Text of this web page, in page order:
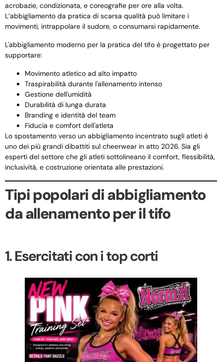
acrobazie, condizionata, e coreografie per ore alla volta.
L’abbigliamento da pratica di scarsa qualità può limitare i
movimenti, intrappolare il sudore, o consumarsi rapidamente.
L'abbigliamento moderno per la pratica del tifo è progettato per
supportare:
Movimento atletico ad alto impatto
Traspirabilità durante l'allenamento intenso
Gestione dell'umidità
Durabilità di lunga durata
Branding e identità del team
Fiducia e comfort dell'atleta
Lo spostamento verso un abbigliamento incentrato sugli atleti è
uno dei più grandi dibattiti sul cheerwear in atto 2026. Sia gli
esperti del settore che gli atleti sottolineano il comfort, flessibilità,
inclusività, e costruzione orientata alle prestazioni.
Tipi popolari di abbigliamento
da allenamento per il tifo
1. Esercitati con i top corti